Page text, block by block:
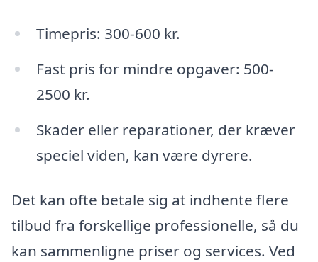
Timepris: 300-600 kr.
Fast pris for mindre opgaver: 500-
2500 kr.
Skader eller reparationer, der kræver
speciel viden, kan være dyrere.
Det kan ofte betale sig at indhente flere
tilbud fra forskellige professionelle, så du
kan sammenligne priser og services. Ved